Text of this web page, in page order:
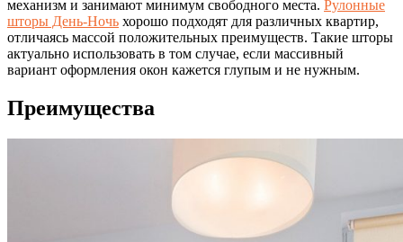
механизм и занимают минимум свободного места. Рулонные
шторы День-Ночь хорошо подходят для различных квартир,
отличаясь массой положительных преимуществ. Такие шторы
актуально использовать в том случае, если массивный
вариант оформления окон кажется глупым и не нужным.
Преимущества